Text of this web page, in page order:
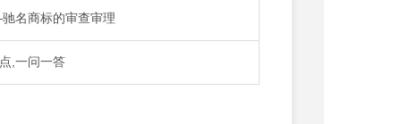
名商标的审查审理
,一问一答